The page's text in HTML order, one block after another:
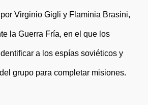
Virginio Gigli y Flaminia Brasini,
la Guerra Fría, en el que los
a los espías soviéticos y
grupo para completar misiones.